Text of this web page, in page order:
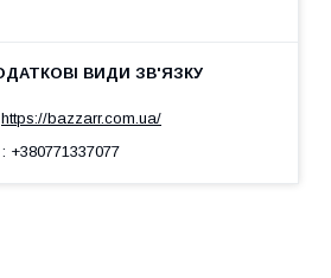
https://bazzarr.com.ua/
: +380771337077